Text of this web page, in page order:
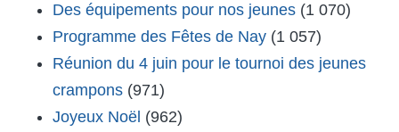
Des équipements pour nos jeunes (1 070)
Programme des Fêtes de Nay (1 057)
Réunion du 4 juin pour le tournoi des jeunes
crampons (971)
Joyeux Noël (962)